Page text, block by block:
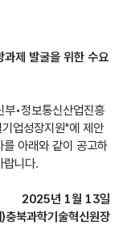
제 발굴을 위한 수요
부•정보통신산업진흥
업성장지원"에 제안
아래와 같이 공고하
랍니다.
2025년 1월 13일
충북과학기술혁신원장